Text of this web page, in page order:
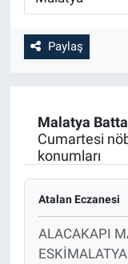
Paylaş
Malatya
Cumartesi
konumları
Atalan Eczanesi
ALACAKAPI